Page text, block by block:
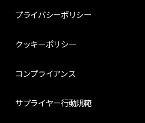
プライバシーポリシー
クッキーポリシー
コンプライアンス
サプライヤー行動規範